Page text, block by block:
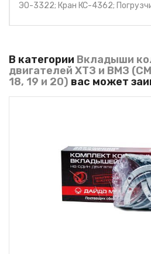
ЭО-3322; Кран КС-4362;
В категории Вкладыши
двигателей ХТЗ и ВМЗ
18, 19 и 20) вас может